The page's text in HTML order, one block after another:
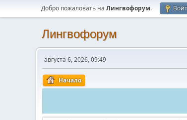
Добро пожаловать на Лингвофорум.
Лингвофорум
августа 6, 2026, 09:49
Начало